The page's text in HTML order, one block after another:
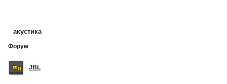
акустика
Форум
JBL